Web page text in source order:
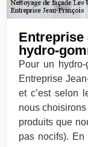
Entreprise
hydro-
Pour un
Entreprise
et c’est selon
nous
produits que
pas nocifs).